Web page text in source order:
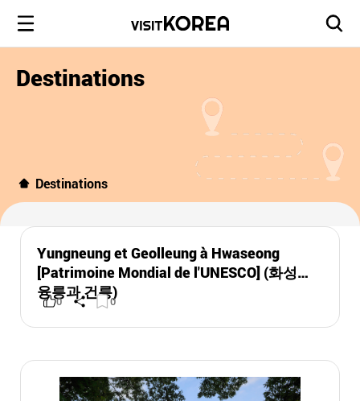
Destinations
Destinations
Yungneung et Geolleung à Hwaseong
[Patrimoine Mondial de l'UNESCO] (화성
융릉과 건릉)
0 0